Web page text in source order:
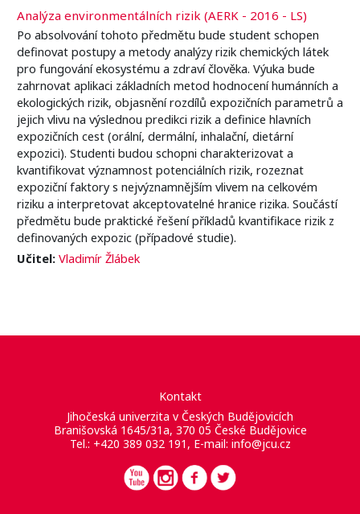
Analýza environmentálních rizik (AERK - 2016 - LS)
Po absolvování tohoto předmětu bude student schopen
definovat postupy a metody analýzy rizik chemických látek
pro fungování ekosystému a zdraví člověka. Výuka bude
zahrnovat aplikaci základních metod hodnocení humánních a
ekologických rizik, objasnění rozdílů expozičních parametrů a
jejich vlivu na výslednou predikci rizik a definice hlavních
expozičních cest (orální, dermální, inhalační, dietární
expozici). Studenti budou schopni charakterizovat a
kvantifikovat významnost potenciálních rizik, rozeznat
expoziční faktory s nejvýznamnějším vlivem na celkovém
riziku a interpretovat akceptovatelné hranice rizika. Součástí
předmětu bude praktické řešení příkladů kvantifikace rizik z
definovaných expozic (případové studie).
Učitel: Vladimír Žlábek
Kontakt
Jihočeská univerzita v Českých Budějovicích
Branišovská 1645/31a, 370 05 České Budějovice
Tel.: +420 389 032 191, E-mail: info@jcu.cz